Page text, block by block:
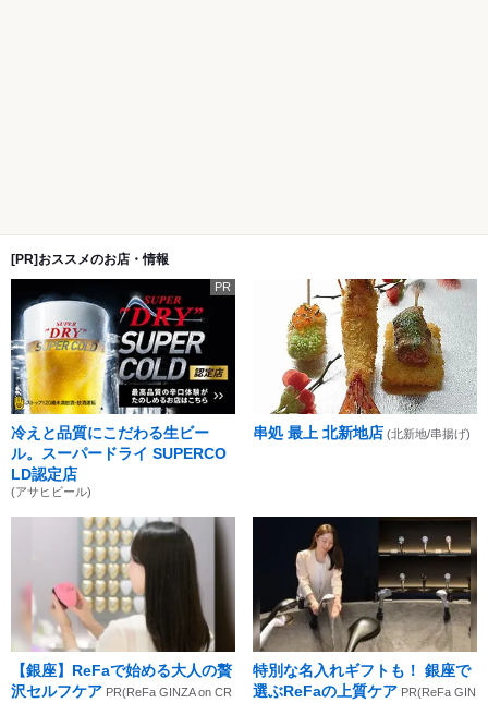
[PR]おススメのお店・情報
PR
冷えと品質にこだわる生ビー
ル。スーパードライ SUPERCO
LD認定店
(アサヒビール)
串処 最上 北新地店 (北新地/串揚げ)
【銀座】ReFaで始める大人の贅
沢セルフケア PR(ReFa GINZA on CR
特別な名入れギフトも！ 銀座で
選ぶReFaの上質ケア PR(ReFa GIN